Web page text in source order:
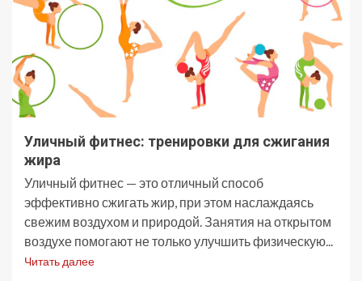
Уличный фитнес: тренировки для сжигания
жира
Уличный фитнес — это отличный способ
эффективно сжигать жир, при этом наслаждаясь
свежим воздухом и природой. Занятия на открытом
воздухе помогают не только улучшить физическую...
Читать далее